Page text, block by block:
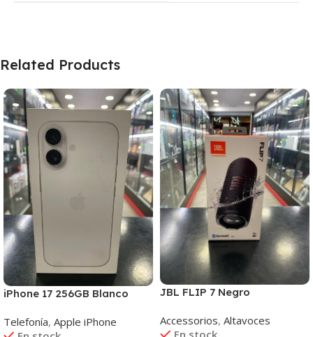
Related Products
iPhone 17 256GB Blanco
Telefonía, Apple iPhone
JBL FLIP 7 Negro
Accessorios, Altavoces